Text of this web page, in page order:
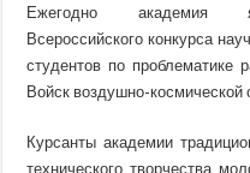
Ежегодно академия
Всероссийского конкурса
студентов по проблематике
Войск воздушно-космической
Курсанты академии
технического творчества